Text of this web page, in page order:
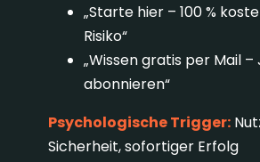
„Starte hier – 100 %
Risiko“
„Wissen gratis per Mail
abonnieren“
Psychologische Trigger:
Sicherheit, sofortiger Erfolg